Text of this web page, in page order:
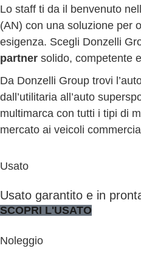
Lo staff ti da il benvenuto
(AN) con una soluzione per
esigenza. Scegli Donzelli
partner solido, competente
Da Donzelli Group trovi
dall’utilitaria all’auto
multimarca con tutti i tipi di
mercato ai veicoli
Usato
Usato garantito e in
SCOPRI L'USATO
Noleggio